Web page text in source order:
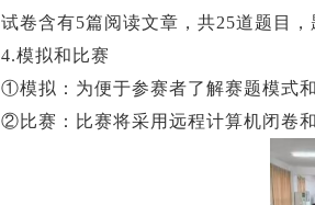
试卷含有5篇阅读文章，共25道题目
4.模拟和比赛
①模拟：为便于参赛者了解赛题模式
②比赛：比赛将采用远程计算机闭卷